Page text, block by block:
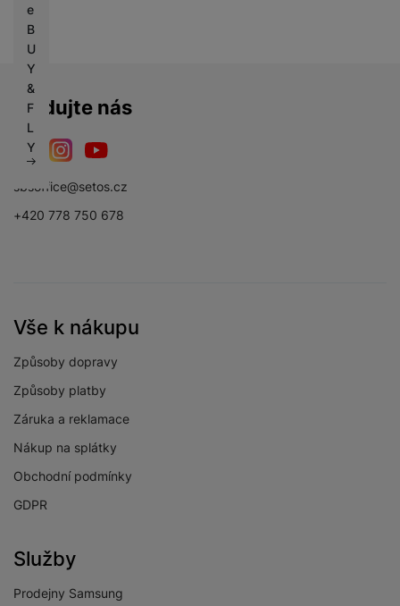
e
B
U
Y
&
F
L
Y
Sledujte nás
Facebook
sbsoffice@setos.cz
+420 778 750 678
Vše k nákupu
Způsoby dopravy
Způsoby platby
Záruka a reklamace
Nákup na splátky
Obchodní podmínky
GDPR
Služby
Prodejny Samsung